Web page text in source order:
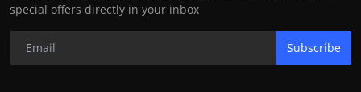
special offers directly in your inbox
Subscribe